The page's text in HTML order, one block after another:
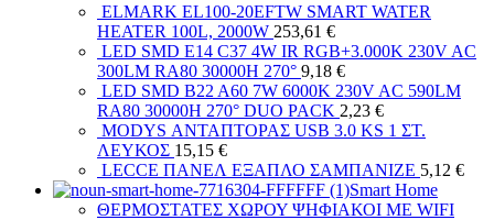
ELMARK EL100-20EFTW SMART WATER
HEATER 100L, 2000W 253,61 €
LED SMD E14 C37 4W IR RGB+3.000K 230V AC
300LM RA80 30000H 270° 9,18 €
LED SMD B22 A60 7W 6000K 230V AC 590LM
RA80 30000H 270° DUO PACK 2,23 €
MODYS ΑΝΤΑΠΤΟΡΑΣ USB 3.0 KS 1 ΣΤ.
ΛΕΥΚΟΣ 15,15 €
LECCE ΠΑΝΕΛ ΕΞΑΠΛΟ ΣΑΜΠΑΝΙΖΕ 5,12 €
Smart Home
ΘΕΡΜΟΣΤΑΤΕΣ ΧΩΡΟΥ ΨΗΦΙΑΚΟΙ ΜΕ WIFI